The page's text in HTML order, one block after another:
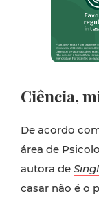
Ciência,
De acordo
área de
autora de
casar não é o